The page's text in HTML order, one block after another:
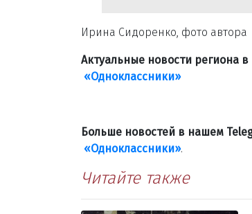
Ирина Сидоренко, фото автора
Актуальные новости региона
«Одноклассники»
Больше новостей в нашем
«Одноклассники».
Читайте также